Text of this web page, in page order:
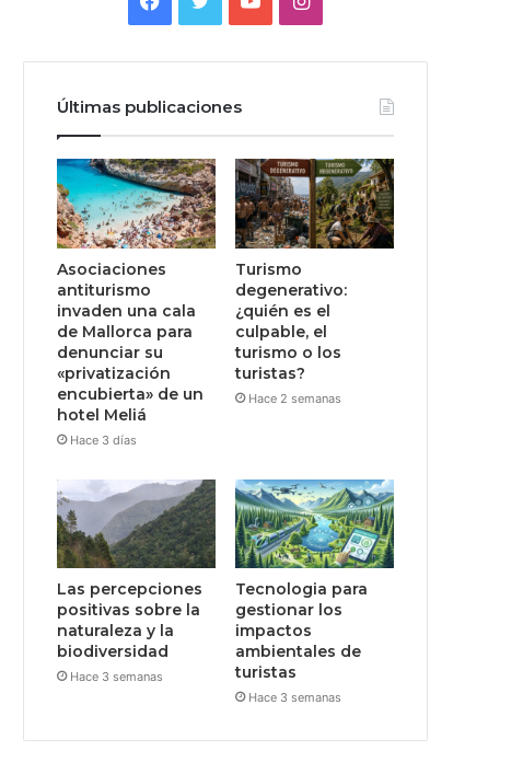
Últimas publicaciones
Asociaciones
antiturismo
invaden una cala
de Mallorca para
denunciar su
«privatización
encubierta» de un
hotel Meliá
Hace 3 días
Turismo
degenerativo:
¿quién es el
culpable, el
turismo o los
turistas?
Hace 2 semanas
Las percepciones
positivas sobre la
naturaleza y la
biodiversidad
Hace 3 semanas
Tecnologia para
gestionar los
impactos
ambientales de
turistas
Hace 3 semanas